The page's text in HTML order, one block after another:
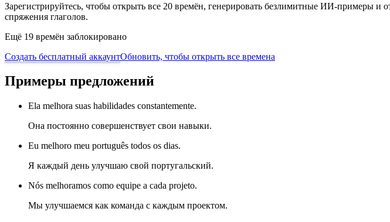
Зарегистрируйтесь, чтобы открыть все 20 времён, генерировать безлимитные ИИ-примеры и
спряжения глаголов.
Ещё 19 времён заблокировано
Создать бесплатный аккаунтОбновить, чтобы открыть все времена
Примеры предложений
Ela melhora suas habilidades constantemente.
Она постоянно совершенствует свои навыки.
Eu melhoro meu português todos os dias.
Я каждый день улучшаю свой португальский.
Nós melhoramos como equipe a cada projeto.
Мы улучшаемся как команда с каждым проектом.